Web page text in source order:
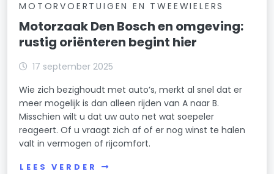
MOTORVOERTUIGEN EN TWEEWIELERS
Motorzaak Den Bosch en omgeving:
rustig oriënteren begint hier
17 september 2025
Wie zich bezighoudt met auto’s, merkt al snel dat er
meer mogelijk is dan alleen rijden van A naar B.
Misschien wilt u dat uw auto net wat soepeler
reageert. Of u vraagt zich af of er nog winst te halen
valt in vermogen of rijcomfort.
LEES VERDER